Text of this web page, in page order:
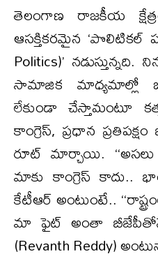
తెలంగాణ రాజకీయ
ఆసక్తికరమైన ‘పొలిటికల్
Politics)’
సామాజిక మాధ్యమాల్లో
లేకుండా చేస్తామంటూ
కాంగ్రెస్, ప్రధాన
రూట్ మార్చాయి.
మాకు కాంగ్రెస్ కాదు..
కేటీఆర్ అంటుంటే..
మా ఫైట్ అంతా
(Revanth Reddy)